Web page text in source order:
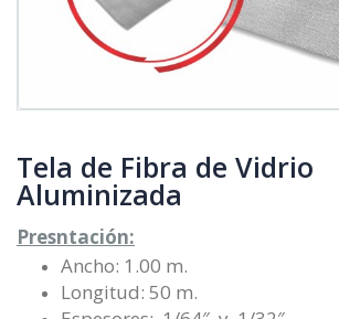
Tela de Fibra de Vidrio
Aluminizada
Presntación:
Ancho: 1.00 m.
Longitud: 50 m.